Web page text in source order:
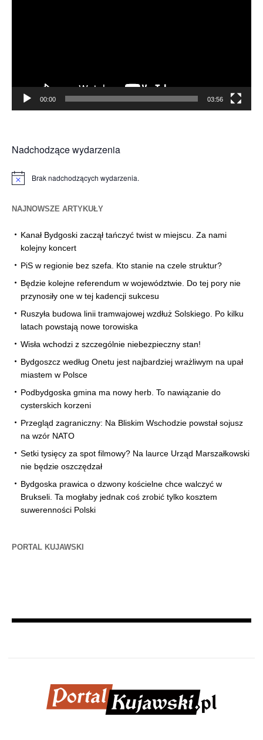
00:00 03:56
Nadchodzące wydarzenia
Powiadomienie
Brak nadchodzących wydarzenia.
NAJNOWSZE ARTYKUŁY
Kanał Bydgoski zaczął tańczyć twist w miejscu. Za nami
kolejny koncert
PiS w regionie bez szefa. Kto stanie na czele struktur?
Będzie kolejne referendum w województwie. Do tej pory nie
przynosiły one w tej kadencji sukcesu
Ruszyła budowa linii tramwajowej wzdłuż Solskiego. Po kilku
latach powstają nowe torowiska
Wisła wchodzi z szczególnie niebezpieczny stan!
Bydgoszcz według Onetu jest najbardziej wrażliwym na upał
miastem w Polsce
Podbydgoska gmina ma nowy herb. To nawiązanie do
cysterskich korzeni
Przegląd zagraniczny: Na Bliskim Wschodzie powstał sojusz
na wzór NATO
Setki tysięcy za spot filmowy? Na laurce Urząd Marszałkowski
nie będzie oszczędzał
Bydgoska prawica o dzwony kościelne chce walczyć w
Brukseli. Ta mogłaby jednak coś zrobić tylko kosztem
suwerenności Polski
PORTAL KUJAWSKI